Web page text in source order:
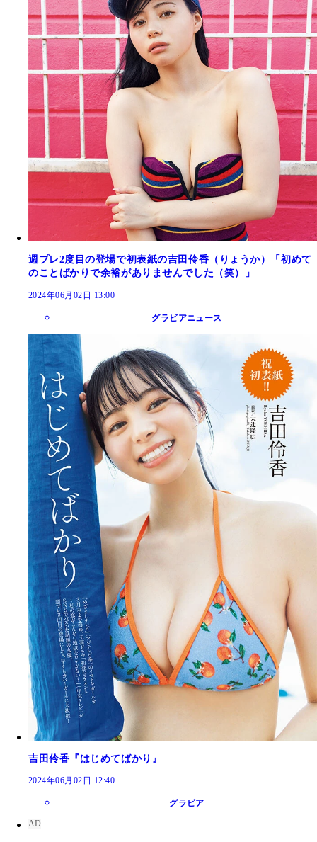
週プレ2度目の登場で初表紙の吉田伶香（りょうか）「初めて
のことばかりで余裕がありませんでした（笑）」
2024年06月02日 13:00
グラビアニュース
吉田伶香『はじめてばかり』
2024年06月02日 12:40
グラビア